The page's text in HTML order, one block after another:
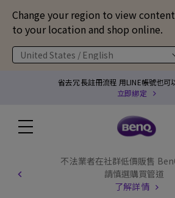
Change your region to view
to your location and shop online.
United States / English
省去冗長註冊流程 用LINE帳號也可
立即綁定
不法業者在社群低價販售
請慎選購買管道
了解詳情